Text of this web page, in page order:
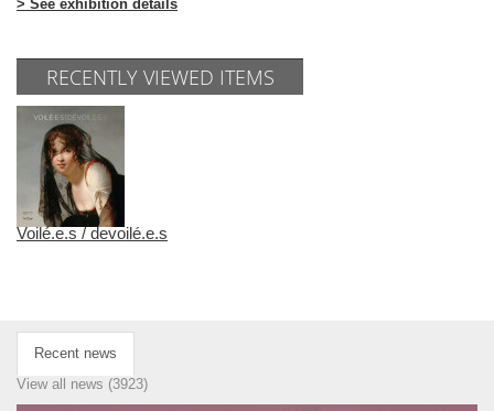
> See exhibition details
RECENTLY VIEWED ITEMS
Voilé.e.s / devoilé.e.s
Recent news
View all news (3923)